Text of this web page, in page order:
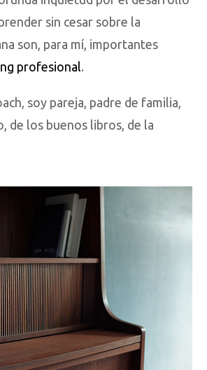
sin cesar sobre la
son, para mí, importantes
profesional.
soy pareja, padre de familia,
de los buenos libros, de la